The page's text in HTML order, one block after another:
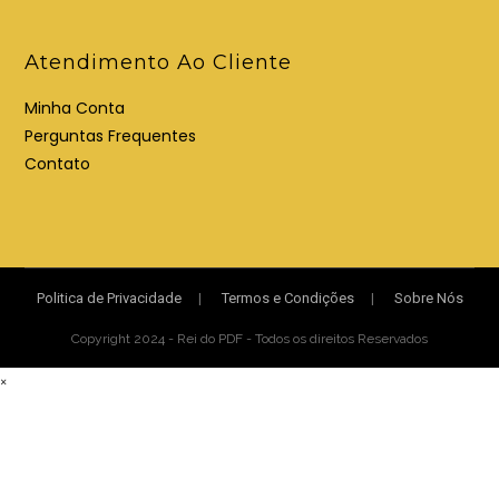
Atendimento Ao Cliente
Minha Conta
Perguntas Frequentes
Contato
Politica de Privacidade Termos e Condições Sobre Nós
Copyright 2024 - Rei do PDF - Todos os direitos Reservados
×